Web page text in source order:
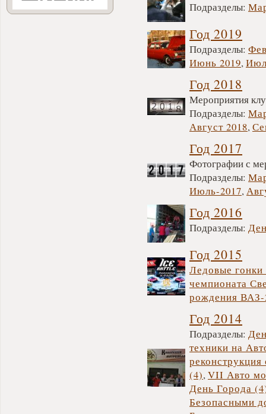
Подразделы:
Год 2019
Подразделы:
Июнь 2019,
Год 2018
Мероприятия
Подразделы:
Август 2018,
Год 2017
Фотографии с
Подразделы:
Июль-2017,
Год 2016
Подразделы:
Год 2015
Ледовые
чемпионата
рождения ВАЗ-
Год 2014
Подразделы:
техники на
(4), VII Авто
День Города
Безопасными